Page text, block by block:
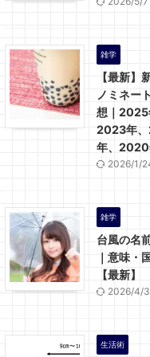
雑学
【最新】
ノミネー
想｜2025
2023年
年、
2026/1/
雑学
台風の名
｜意味・
【最新】
2026/4/3
生活術